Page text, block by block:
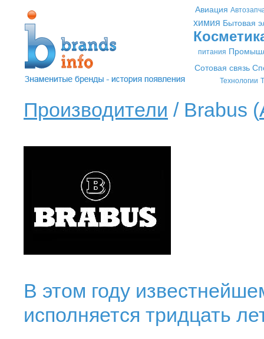
Авиация
химия Бытовая
питания
Сотовая связь
Технологии
Производители / Brabus (
В этом году
исполняется тридцать